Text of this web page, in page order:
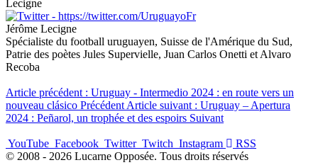
Jérôme Lecigne
Spécialiste du football uruguayen, Suisse de l'Amérique du Sud,
Patrie des poètes Jules Supervielle, Juan Carlos Onetti et Alvaro
Recoba
Article précédent : Uruguay - Intermedio 2024 : en route vers un
nouveau clásico Précédent Article suivant : Uruguay – Apertura
2024 : Peñarol, un trophée et des espoirs Suivant
YouTube Facebook Twitter Twitch Instagram
RSS
© 2008 - 2026 Lucarne Opposée. Tous droits réservés